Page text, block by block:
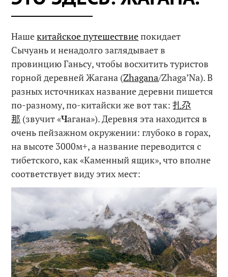
Нашекитайское путешествиепокидает
Сычуань и ненадолго заглядывает в
провинцию Ганьсу, чтобы восхитить туристов
горной деревней Жагана (Zhagana/Zhaga’Na). В
разных источниках название деревни пишется
по-разному, по-китайски же вот так:扎尕
那 (звучит «Чагана»). Деревня эта находится в
очень пейзажном окружении: глубоко в горах,
на высоте 3000м+, а название переводится с
тибетского, как «Каменный ящик», что вполне
соответствует виду этих мест: